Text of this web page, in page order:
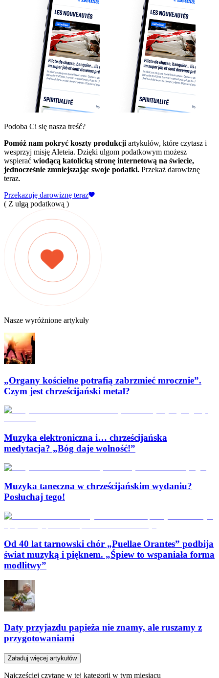
Podoba Ci się nasza treść?
Pomóż nam pokryć koszty produkcji artykułów, które czytasz i
wesprzyj misję Aleteia. Dzięki ulgom podatkowym możesz
wspierać wiodącą katolicką stronę internetową na świecie,
jednocześnie zmniejszając swoje podatki. Przekaż darowiznę
teraz.
Przekazuję darowiznę teraz
( Z ulgą podatkową )
Nasze wyróżnione artykuły
„Organy kościelne potrafią zabrzmieć mrocznie”.
Czym jest chrześcijański metal?
Muzyka elektroniczna i… chrześcijańska
medytacja? „Bóg daje wolność!”
Muzyka taneczna w chrześcijańskim wydaniu?
Posłuchaj tego!
Od 40 lat tarnowski chór „Puellae Orantes” podbija
świat muzyką i pięknem. „Śpiew to wspaniała forma
modlitwy”
Daty przyjazdu papieża nie znamy, ale ruszamy z
przygotowaniami
Załaduj więcej artykułów
Najczęściej czytane w tej kategorii w tym miesiącu